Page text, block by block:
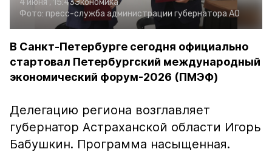
4 июня , 15:43Экономика
Фото: пресс-служба администрации губернатора АО
В Санкт-Петербурге сегодня официально
стартовал Петербургский международный
экономический форум-2026 (ПМЭФ)
Делегацию региона возглавляет
губернатор Астраханской области Игорь
Бабушкин. Программа насыщенная.